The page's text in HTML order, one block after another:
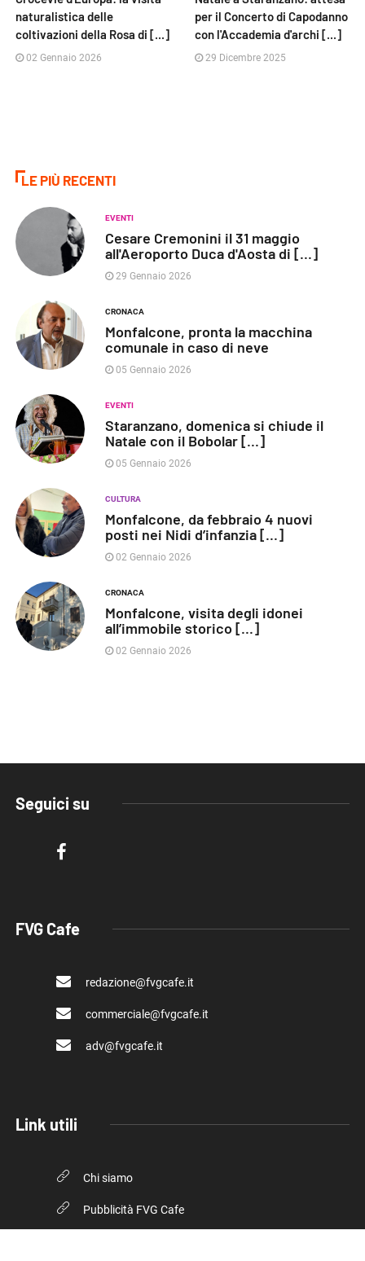
naturalistica delle
coltivazioni della Rosa di [...]
02 Gennaio 2026
per il Concerto di Capodanno
con l'Accademia d'archi [...]
29 Dicembre 2025
LE PIÙ RECENTI
EVENTI
Cesare Cremonini il 31 maggio
all'Aeroporto Duca d'Aosta di [...]
29 Gennaio 2026
CRONACA
Monfalcone, pronta la macchina
comunale in caso di neve
05 Gennaio 2026
EVENTI
Staranzano, domenica si chiude il
Natale con il Bobolar [...]
05 Gennaio 2026
CULTURA
Monfalcone, da febbraio 4 nuovi
posti nei Nidi d’infanzia [...]
02 Gennaio 2026
CRONACA
Monfalcone, visita degli idonei
all’immobile storico [...]
02 Gennaio 2026
Seguici su
FVG Cafe
redazione@fvgcafe.it
commerciale@fvgcafe.it
adv@fvgcafe.it
Link utili
Chi siamo
Pubblicità FVG Cafe